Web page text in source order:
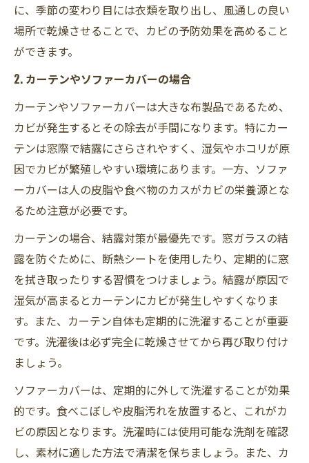
に、季節の変わり目には衣類を取り出し、風通しの良い
場所で乾燥させることで、カビの予防効果を高めること
ができます。
2. カーテンやソファーカバーの場合
カーテンやソファーカバーは大きな布製品であるため、
カビが発生するとその除去が手間になります。特にカー
テンは窓際で結露にさらされやすく、湿気やホコリが原
因でカビが繁殖しやすい環境にあります。一方、ソファ
ーカバーは人の皮脂や食べ物のカスがカビの栄養源とな
るため注意が必要です。
カーテンの場合、結露対策が最優先です。窓ガラスの結
露を防ぐために、断熱シートを使用したり、定期的に窓
を拭き取ったりする習慣をつけましょう。結露が原因で
湿気が高まるとカーテンにカビが発生しやすくなりま
す。また、カーテン自体も定期的に洗濯することが重要
です。洗濯後は必ず完全に乾燥させてから再び取り付け
ましょう。
ソファーカバーは、定期的に外して洗濯することが効果
的です。食べこぼしや皮脂汚れを放置すると、これがカ
ビの原因となります。洗濯時には使用可能な洗剤を確認
し、素材に適した方法で清潔を保ちましょう。また、カ